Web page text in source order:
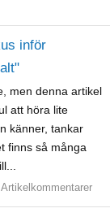
inför
men denna artikel
att höra lite
känner, tankar
finns så många
Artikelkommentarer